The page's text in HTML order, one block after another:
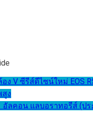
V ซีรีส์ดีไซน์ใหม่ EOS
ง
ลคอน แลบอราทอรีส์ (ปร